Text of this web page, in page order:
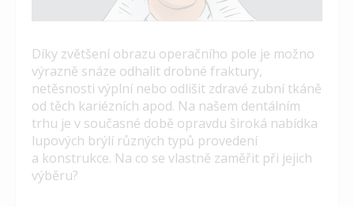
Díky zvětšení obrazu operačního pole je možno
výrazně snáze odhalit drobné fraktury,
netěsnosti výplní nebo odlišit zdravé zubní tkáně
od těch kariézních apod. Na našem dentálním
trhu je v současné době opravdu široká nabídka
lupových brýlí různých typů provedení
a konstrukce. Na co se vlastně zaměřit při jejich
výběru?